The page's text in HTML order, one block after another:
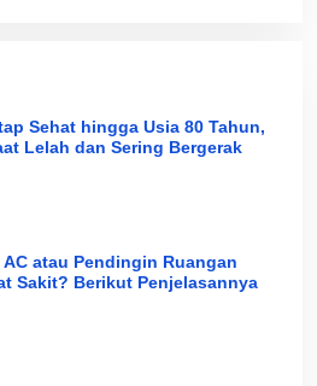
Sehat hingga Usia 80 Tahun,
Lelah dan Sering Bergerak
atau Pendingin Ruangan
Sakit? Berikut Penjelasannya